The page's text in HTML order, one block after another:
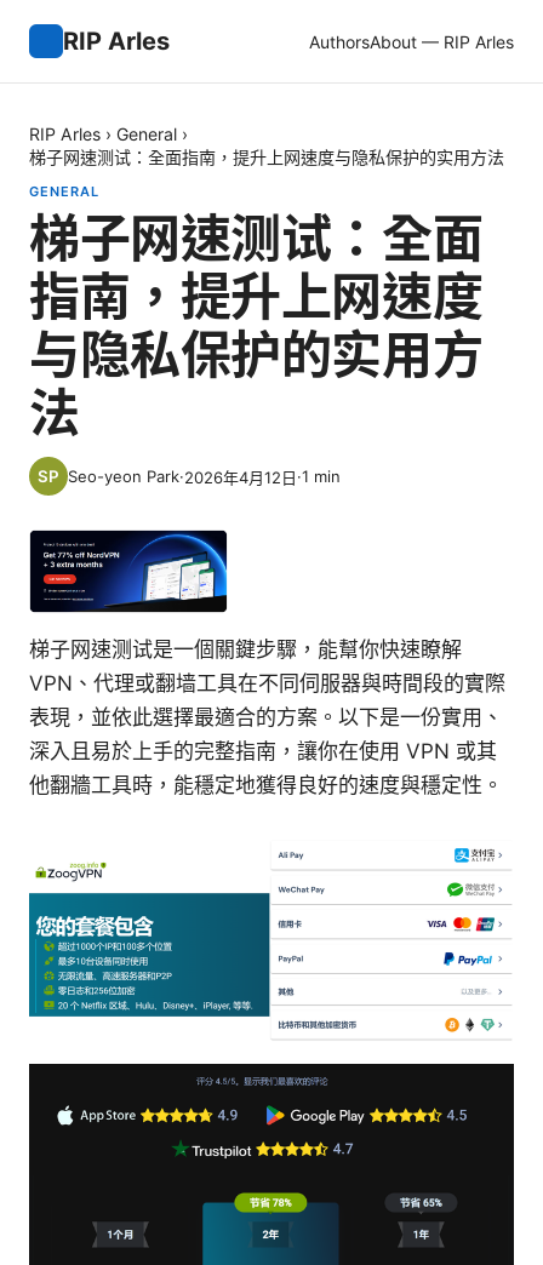
RIP Arles AuthorsAbout — RIP Arles
RIP Arles › General ›
梯子网速测试：全面指南，提升上网速度与隐私保护的实用方法
GENERAL
梯子网速测试：全面
指南，提升上网速度
与隐私保护的实用方
法
Seo-yeon Park·2026年4月12日·1 min
梯子网速测试是一個關鍵步驟，能幫你快速瞭解
VPN、代理或翻墙工具在不同伺服器與時間段的實際
表現，並依此選擇最適合的方案。以下是一份實用、
深入且易於上手的完整指南，讓你在使用 VPN 或其
他翻牆工具時，能穩定地獲得良好的速度與穩定性。